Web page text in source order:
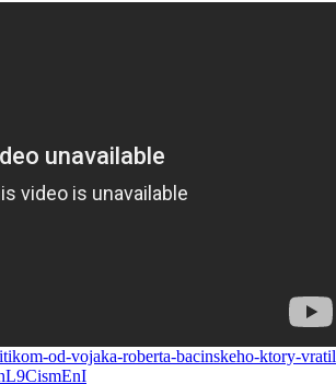
od-vojaka-roberta-bacinskeho-ktory-